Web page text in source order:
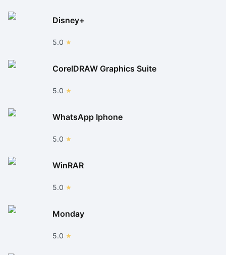
Disney+
5.0
CorelDRAW Graphics Suite
5.0
WhatsApp Iphone
5.0
WinRAR
5.0
Monday
5.0